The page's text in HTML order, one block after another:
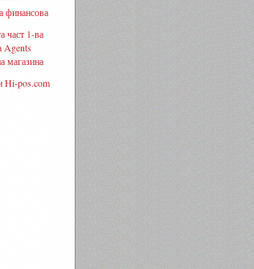
финансова
част 1-ва
Agents
магазина
Hi-pos.com